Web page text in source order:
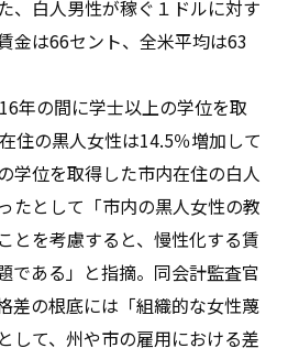
、白人男性が稼ぐ１ドルに対す
金は66セント、全米平均は63
年の間に学士以上の学位を取
住の黒人女性は14.5％増加して
学位を取得した市内在住の白人
たとして「市内の黒人女性の教
とを考慮すると、慢性化する賃
である」と指摘。同会計監査官
差の根底には「組織的な女性蔑
して、州や市の雇用における差